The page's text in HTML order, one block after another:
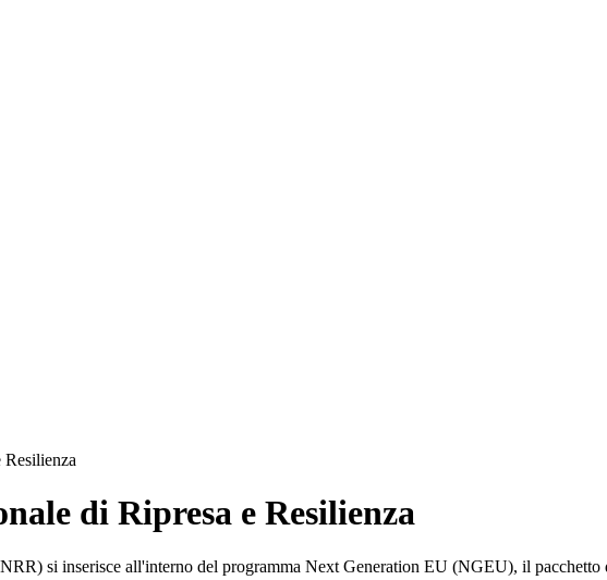
di Ripresa e Resilienza
si inserisce all'interno del programma Next Generation EU (NGEU), il